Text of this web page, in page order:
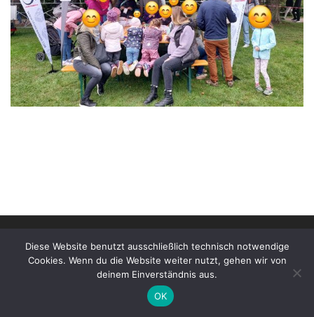
vorbehalten
Diese Website benutzt ausschließlich technisch notwendige
Cookies. Wenn du die Website weiter nutzt, gehen wir von
deinem Einverständnis aus.
OK